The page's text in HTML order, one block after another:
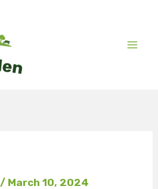
/ March 10, 2024